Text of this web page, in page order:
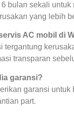
bulan sekali untuk
yang lebih
AC mobil di
tergantung
transparan
garansi?
garansi untuk
part.